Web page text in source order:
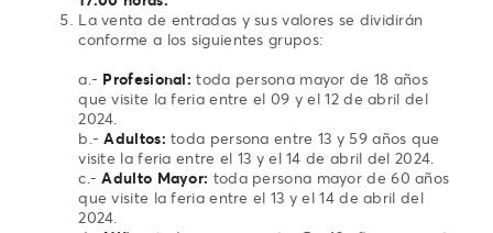
La venta de entradas y sus valores se dividirán
conforme a los siguientes grupos:
a.- Profesional:toda persona mayor de 18 años
que visite la feria entre el 09 y el 12 de abril del
2024.
b.-Adultos:toda persona entre 13 y 59 años que
visite la feria entre el 13 y el 14 de abril del 2024.
c.-Adulto Mayor: toda persona mayor de 60 años
que visite la feria entre el 13 y el 14 de abril del
2024.